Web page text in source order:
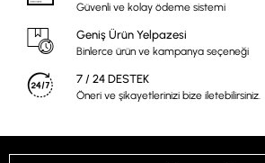
Güvenli ve kolay ödeme sistemi
Geniş Ürün Yelpazesi
Binlerce ürün ve kampanya seçeneği
7 / 24 DESTEK
Öneri ve şikayetlerinizi bize iletebilirsiniz.